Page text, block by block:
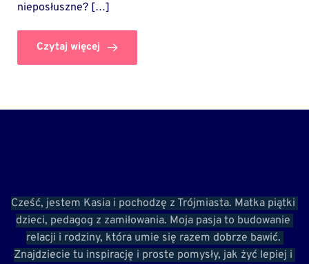
nieposłuszne? […]
Czytaj więcej
Cześć, jestem Kasia i pochodzę z Trójmiasta. Matka piątki
dzieci, pedagog z zamiłowania. Moja pasja to budowanie
relacji i rodziny, która umie się razem dobrze bawić.
Znajdziecie tu inspirację i proste pomysły, jak żyć lepiej i